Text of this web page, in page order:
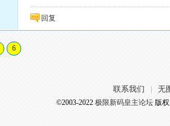
回复
6
联系我们 无
©2003-2022 极限新码皇主论坛版权